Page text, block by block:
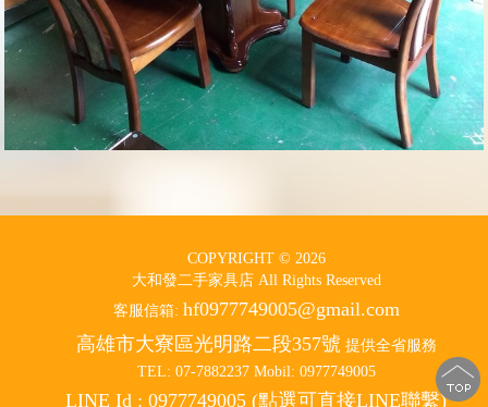
COPYRIGHT © 2026
大和發二手家具店 All Rights Reserved
客服信箱: hf0977749005@gmail.com
高雄市大寮區光明路二段357號提供全省服務
TEL: 07-7882237 Mobil: 0977749005
LINE Id : 0977749005 (點選可直接LINE聯繫)